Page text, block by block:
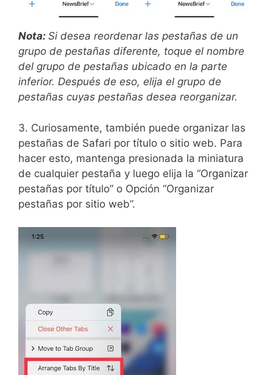
Nota: Si desea reordenar las pestañas de un
grupo de pestañas diferente, toque el nombre
del grupo de pestañas ubicado en la parte
inferior. Después de eso, elija el grupo de
pestañas cuyas pestañas desea reorganizar.
3. Curiosamente, también puede organizar las
pestañas de Safari por título o sitio web. Para
hacer esto, mantenga presionada la miniatura
de cualquier pestaña y luego elija la “Organizar
pestañas por título” o Opción “Organizar
pestañas por sitio web”.